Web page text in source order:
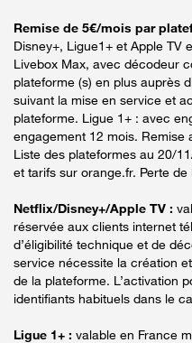
Remise de 5€/mois par
Disney+, Ligue1+ et Apple TV
Livebox Max, avec décodeur
plateforme (s) en plus auprès
suivant la mise en service et
plateforme. Ligue 1+ : avec
engagement 12 mois. Remise
Liste des plateformes au 20/
et tarifs sur orange.fr. Perte
Netflix/Disney+/Apple TV :
réservée aux clients internet
d’éligibilité technique et de
service nécessite la création
de la plateforme. L’activation
identifiants habituels dans le
Ligue 1+ : valable en France